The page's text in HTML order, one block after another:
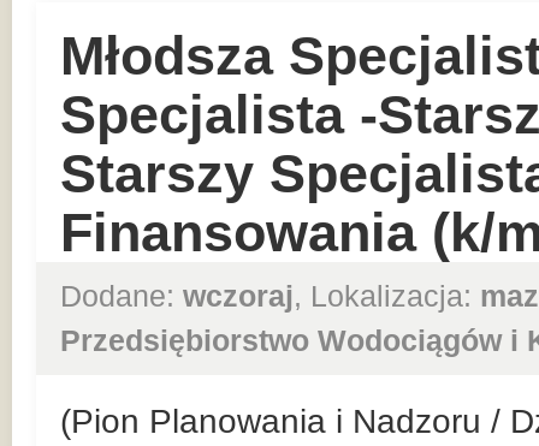
Młodsza
Specjalista -
Starszy
Finansowania (k/
Dodane: wczoraj, Lokalizacja:
Przedsiębiorstwo Wodociągów i
(Pion Planowania i Nadzoru /